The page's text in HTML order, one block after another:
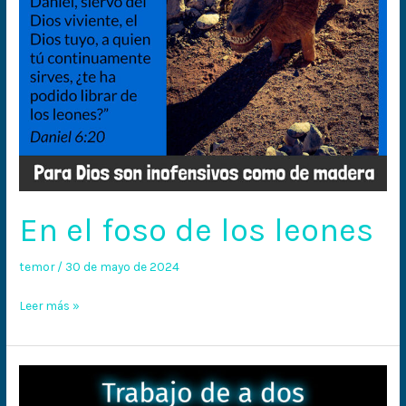
En el foso de los leones
temor/ 30 de mayo de 2024
Leer más »